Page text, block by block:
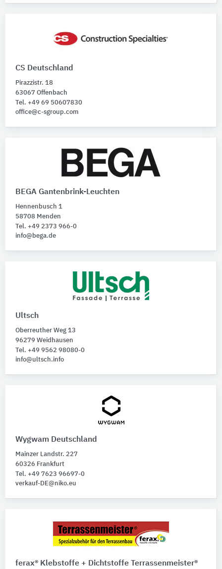
CS Deutschland
Pirazzistr. 18
63067 Offenbach
Tel. +49 69 50607830
office@c-sgroup.com
BEGA Gantenbrink-Leuchten
Hennenbusch 1
58708 Menden
Tel. +49 2373 966-0
info@bega.de
Ultsch
Oberreuther Weg 13
96279 Weidhausen
Tel. +49 9562 98080-0
info@ultsch.info
Wygwam Deutschland
Mainzer Landstr. 227
60326 Frankfurt
Tel. +49 7623 96697-0
verkauf-DE@niko.eu
ferax® Klebstoffe + Dichtstoffe Terrassenmeister®